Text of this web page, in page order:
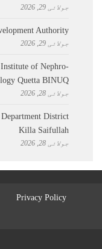
جولائی 29, 2026
Authority
جولائی 29, 2026
of Nephro-
Quetta BINUQ
جولائی 28, 2026
District
Killa Saifullah
جولائی 28, 2026
Privacy Policy